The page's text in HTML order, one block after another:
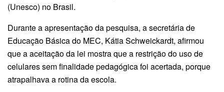
(Unesco) no Brasil.
Durante a apresentação da pesquisa, a secretária de
Educação Básica do MEC, Kátia Schweickardt, afirmou
que a aceitação da lei mostra que a restrição do uso de
celulares sem finalidade pedagógica foi acertada, porque
atrapalhava a rotina da escola.